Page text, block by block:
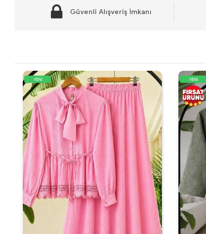
Güvenli Alışveriş İmkanı
YENİ YENİ